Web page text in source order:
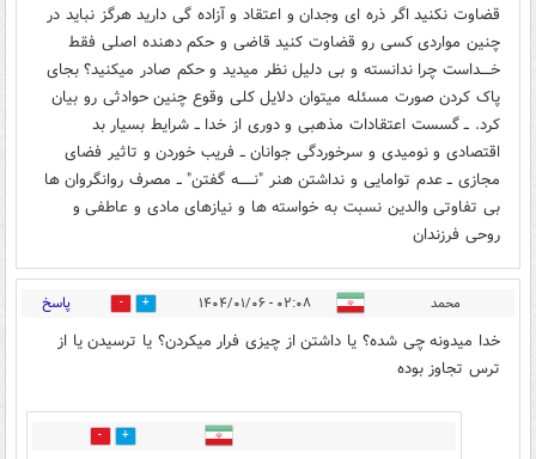
قضاوت نکنید اگر ذره ای وجدان و اعتقاد و آزاده گی دارید هرگز نباید در
چنین مواردی کسی رو قضاوت کنید قاضی و حکم دهنده اصلی فقط
خــــداست چرا ندانسته و بی دلیل نظر میدید و حکم صادر میکنید؟ بجای
پاک کردن صورت مسئله میتوان دلایل کلی وقوع چنین حوادثی رو بیان
کرد. ــ گسست اعتقادات مذهبی و دوری از خدا ــ شرایط بسیار بد
اقتصادی و نومیدی و سرخوردگی جوانان ــ فریب خوردن و تاثیر فضای
مجازی ــ عدم توامایی و نداشتن هنر "نــــــه گفتن" ــ مصرف روانگروان ها
بی تفاوتی والدین نسبت به خواسته ها و نیازهای مادی و عاطفی و
روحی فرزندان
محمد ۰۲:۰۸ - ۱۴۰۴/۰۱/۰۶ 2 پاسخ
خدا میدونه چی شده؟ یا داشتن از چیزی فرار میکردن؟ یا ترسیدن یا از
ترس تجاوز بوده
2